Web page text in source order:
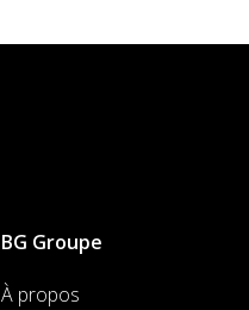
BG Groupe
À propos